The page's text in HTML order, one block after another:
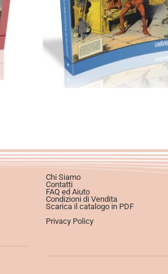
eBook in PDF
0,00€ 19,90€
Scegli
Chi Siamo
Contatti
FAQ ed Aiuto
Condizioni di Vendita
Scarica il catalogo in PDF
Privacy Policy